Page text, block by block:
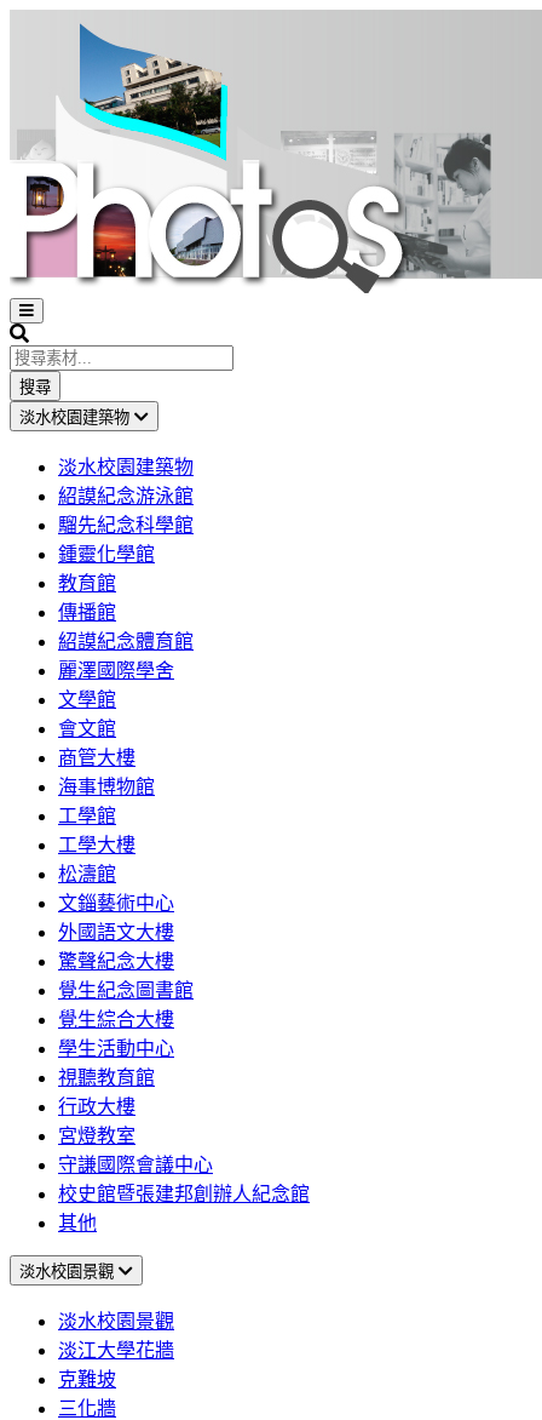
Open
sidebar
Search
搜尋
淡水校園建築物
淡水校園建築物
紹謨紀念游泳館
騮先紀念科學館
鍾靈化學館
教育館
傳播館
紹謨紀念體育館
麗澤國際學舍
文學館
會文館
商管大樓
海事博物館
工學館
工學大樓
松濤館
文錙藝術中心
外國語文大樓
驚聲紀念大樓
覺生紀念圖書館
覺生綜合大樓
學生活動中心
視聽教育館
行政大樓
宮燈教室
守謙國際會議中心
校史館暨張建邦創辦人紀念館
其他
淡水校園景觀
淡水校園景觀
淡江大學花牆
克難坡
三化牆